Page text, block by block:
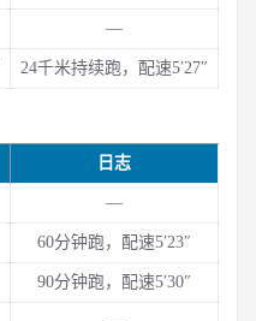
—
24千米持续跑，配速5′27″
日志
—
60分钟跑，配速5′23″
90分钟跑，配速5′30″